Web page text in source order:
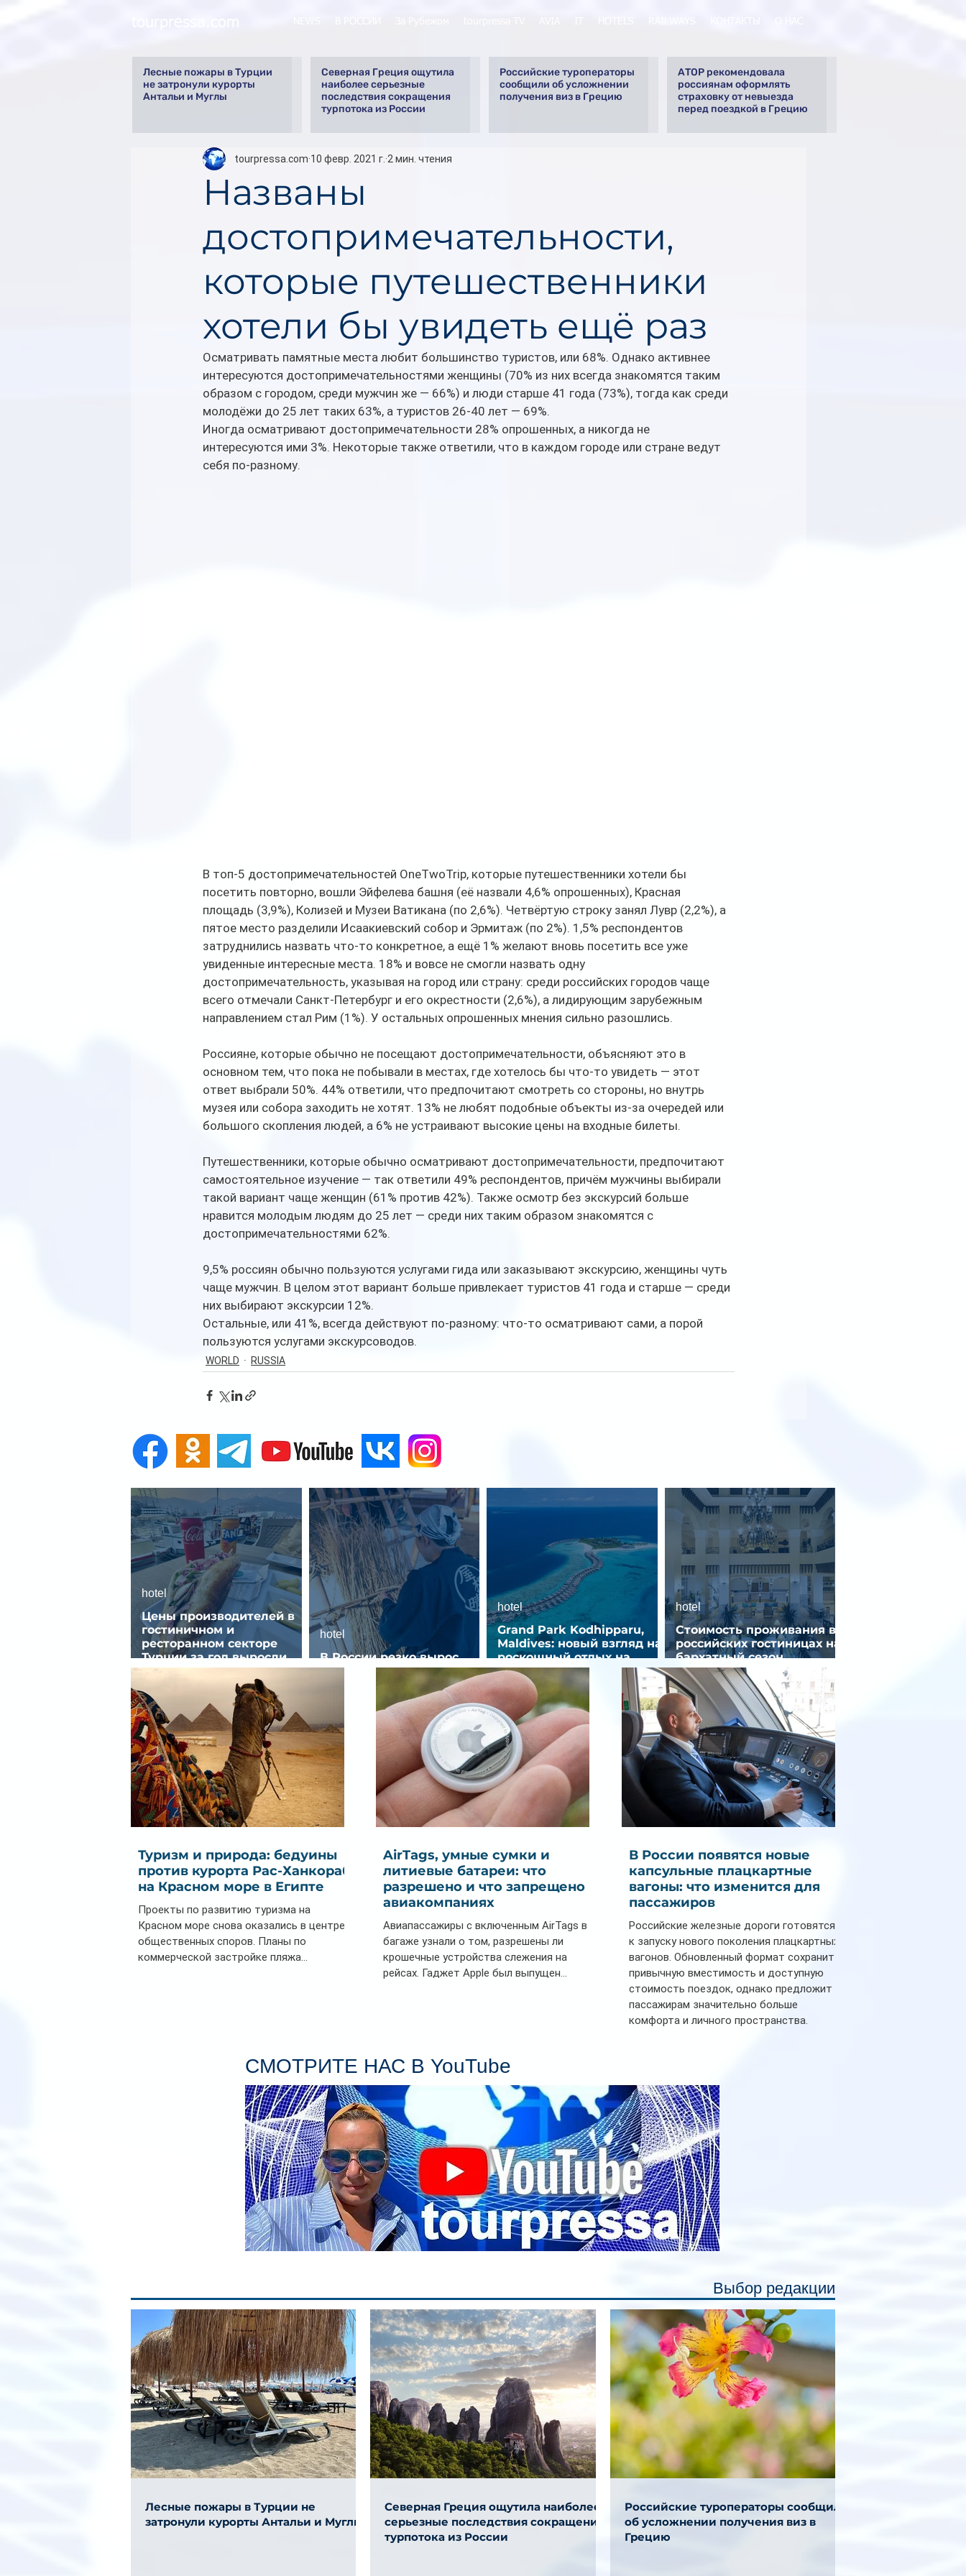
Лесные пожары в Турции
не затронули курорты
Антальи и Муглы
Северная Греция ощутила
наиболее серьезные
последствия сокращения
турпотока из России
Российские туроператоры
сообщили об усложнении
получения виз в Грецию
АТОР рекомендовала
россиянам оформлять
страховку от невыезда
перед поездкой в Грецию
Названы
достопримечательности,
которые путешественники
хотели бы увидеть ещё раз
tourpressa.com 10 февр. 2021 г. 2 мин. чтения
Осматривать памятные места любит большинство туристов, или 68%. Однако активнее
интересуются достопримечательностями женщины (70% из них всегда знакомятся таким
образом с городом, среди мужчин же — 66%) и люди старше 41 года (73%), тогда как среди
молодёжи до 25 лет таких 63%, а туристов 26-40 лет — 69%.
Иногда осматривают достопримечательности 28% опрошенных, а никогда не
интересуются ими 3%. Некоторые также ответили, что в каждом городе или стране ведут
себя по-разному.
В топ-5 достопримечательностей OneTwoTrip, которые путешественники хотели бы
посетить повторно, вошли Эйфелева башня (её назвали 4,6% опрошенных), Красная
площадь (3,9%), Колизей и Музеи Ватикана (по 2,6%). Четвёртую строку занял Лувр (2,2%), а
пятое место разделили Исаакиевский собор и Эрмитаж (по 2%). 1,5% респондентов
затруднились назвать что-то конкретное, а ещё 1% желают вновь посетить все уже
увиденные интересные места. 18% и вовсе не смогли назвать одну
достопримечательность, указывая на город или страну: среди российских городов чаще
всего отмечали Санкт-Петербург и его окрестности (2,6%), а лидирующим зарубежным
направлением стал Рим (1%). У остальных опрошенных мнения сильно разошлись.
Россияне, которые обычно не посещают достопримечательности, объясняют это в
основном тем, что пока не побывали в местах, где хотелось бы что-то увидеть — этот
ответ выбрали 50%. 44% ответили, что предпочитают смотреть со стороны, но внутрь
музея или собора заходить не хотят. 13% не любят подобные объекты из-за очередей или
большого скопления людей, а 6% не устраивают высокие цены на входные билеты.
Путешественники, которые обычно осматривают достопримечательности, предпочитают
самостоятельное изучение — так ответили 49% респондентов, причём мужчины выбирали
такой вариант чаще женщин (61% против 42%). Также осмотр без экскурсий больше
нравится молодым людям до 25 лет — среди них таким образом знакомятся с
достопримечательностями 62%.
9,5% россиян обычно пользуются услугами гида или заказывают экскурсию, женщины чуть
чаще мужчин. В целом этот вариант больше привлекает туристов 41 года и старше — среди
них выбирают экскурсии 12%.
Остальные, или 41%, всегда действуют по-разному: что-то осматривают сами, а порой
пользуются услугами экскурсоводов.
WORLD RUSSIA
Цены производителей в
гостиничном и
ресторанном секторе
Турции за год выросли
почти на 32%
hotel
В России резко вырос
спрос на отели без звезд
hotel
Grand Park Kodhipparu,
Maldives: новый взгляд на
роскошный отдых на
Мальдивах
hotel
Стоимость проживания в
российских гостиницах на
бархатный сезон
снизилась на 9%
hotel
Туризм и природа: бедуины
против курорта Рас-Ханкораб
на Красном море в Египте
Проекты по развитию туризма на
Красном море снова оказались в центре
общественных споров. Планы по
коммерческой застройке пляжа...
AirTags, умные сумки и
литиевые батареи: что
разрешено и что запрещено в
авиакомпаниях
Авиапассажиры с включенным AirTags в
багаже узнали о том, разрешены ли
крошечные устройства слежения на
рейсах. Гаджет Apple был выпущен...
В России появятся новые
капсульные плацкартные
вагоны: что изменится для
пассажиров
Российские железные дороги готовятся
к запуску нового поколения плацкартных
вагонов. Обновленный формат сохранит
привычную вместимость и доступную
стоимость поездок, однако предложит
пассажирам значительно больше
комфорта и личного пространства.
индивидуальные шторки у каждого
спального места. Они позволят
пассажирам закрыть свою полку во
время сна или отдыха, создав ощуще
СМОТРИТЕ НАС В YouTube
Выбор редакции
Лесные пожары в Турции не
затронули курорты Антальи и Муглы
Северная Греция ощутила наиболее
серьезные последствия сокращения
турпотока из России
Российские туроператоры сообщили
об усложнении получения виз в
Грецию